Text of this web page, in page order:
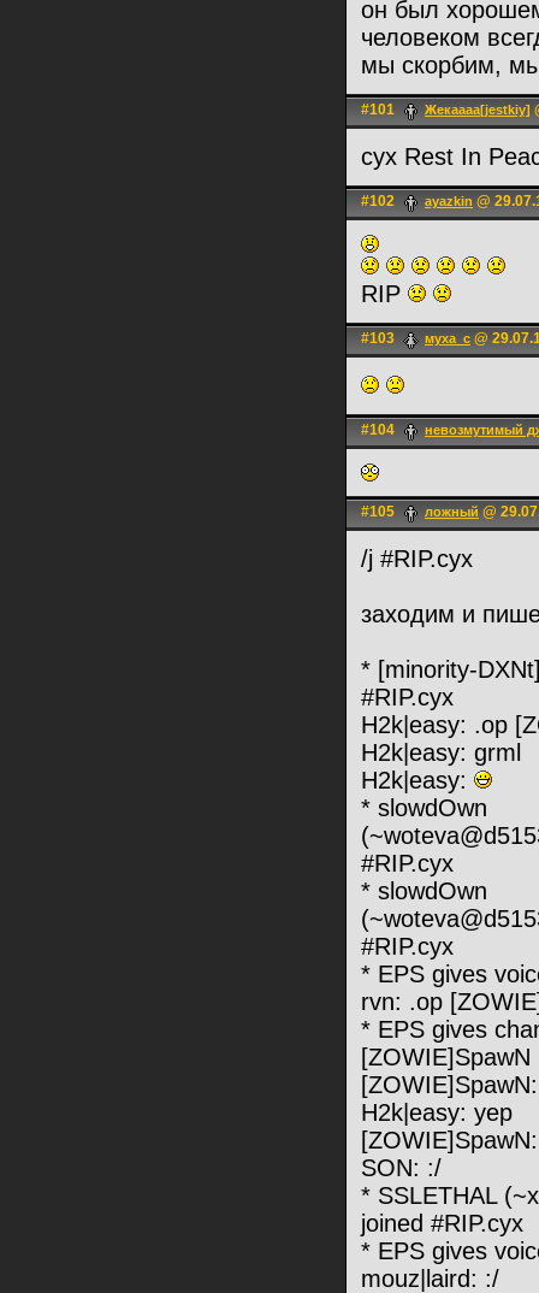
он был
человеком
мы скорбим,
#101 Жекаааа[jestkiy]
cyx Rest In
#102 ayazkin @
RIP
#103 муха_с @
#104 невозмутимый
#105 ложный @
/j #RIP.cyx
заходим и
* [minority-
#RIP.cyx
H2k|easy: .op
H2k|easy: grml
H2k|easy:
* slowdOwn
#RIP.cyx
* slowdOwn
#RIP.cyx
* EPS gives
rvn: .op
* EPS gives
[ZOWIE]SpawN
H2k|easy: yep
SON: :/
* SSLETHAL
joined #RIP.cyx
* EPS gives
mouz|laird: :/